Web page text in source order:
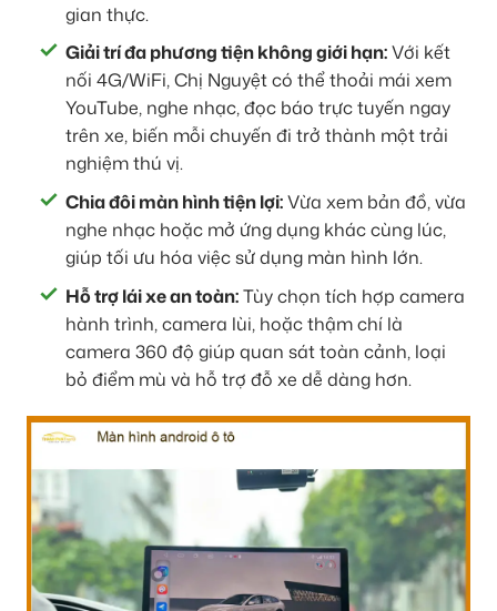
gian thực.
Giải trí đa phương tiện không giới hạn:Với kết
nối 4G/WiFi, Chị Nguyệt có thể thoải mái xem
YouTube, nghe nhạc, đọc báo trực tuyến ngay
trên xe, biến mỗi chuyến đi trở thành một trải
nghiệm thú vị.
Chia đôi màn hình tiện lợi:Vừa xem bản đồ, vừa
nghe nhạc hoặc mở ứng dụng khác cùng lúc,
giúp tối ưu hóa việc sử dụng màn hình lớn.
Hỗ trợ lái xe an toàn:Tùy chọn tích hợp camera
hành trình, camera lùi, hoặc thậm chí là
camera 360 độ giúp quan sát toàn cảnh, loại
bỏ điểm mù và hỗ trợ đỗ xe dễ dàng hơn.